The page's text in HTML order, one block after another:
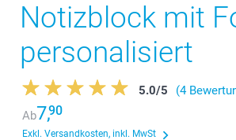
Notizblock mit
personalisiert
5.0/5
(4
Ab7,90
Exkl. Versandkosten, inkl. MwSt